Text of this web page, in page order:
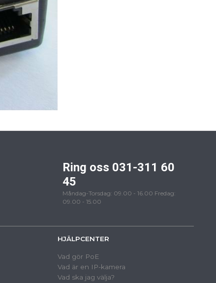
Ring oss 031-311 60
45
Måndag-Torsdag: 09.00 - 16.00 Fredag:
09.00 - 15.00
HJÄLPCENTER
Vad gör PoE
Vad är en IP-kamera
Vad ska jag välja?